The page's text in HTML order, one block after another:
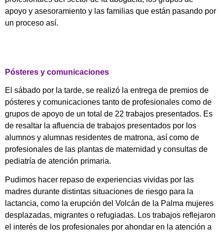
apoyo y asesoramiento y las familias que están pasando por
un proceso así.
Pósteres y comunicaciones
El sábado por la tarde, se realizó la entrega de premios de
pósteres y comunicaciones tanto de profesionales como de
grupos de apoyo de un total de 22 trabajos presentados. Es
de resaltar la afluencia de trabajos presentados por los
alumnos y alumnas residentes de matrona, así como de
profesionales de las plantas de maternidad y consultas de
pediatría de atención primaria.
Pudimos hacer repaso de experiencias vividas por las
madres durante distintas situaciones de riesgo para la
lactancia, como la erupción del Volcán de la Palma mujeres
desplazadas, migrantes o refugiadas. Los trabajos reflejaron
el interés de los profesionales por ahondar en la atención a